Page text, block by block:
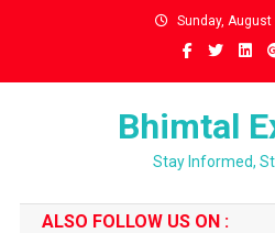
Sunday, August
Bhimtal
Stay Informed,
ALSO FOLLOW US ON :